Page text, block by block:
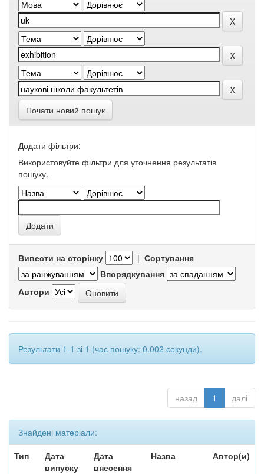
Почати новий пошук
Додати фільтри:
Використовуйте фільтри для уточнення результатів
пошуку.
Вивести на сторінку | Сортування
Впорядкування
Автори
Результати 1-1 зі 1 (час пошуку: 0.002 секунди).
назад 1 далі
Знайдені матеріали:
Тип
Дата
випуску
Дата
внесення
Назва Автор(и)